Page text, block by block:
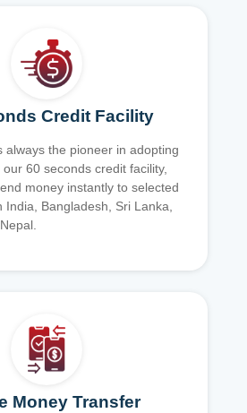
Credit Facility
always the pioneer in adopting
60 seconds credit facility,
money instantly to selected
India, Bangladesh, Sri Lanka,
Money Transfer